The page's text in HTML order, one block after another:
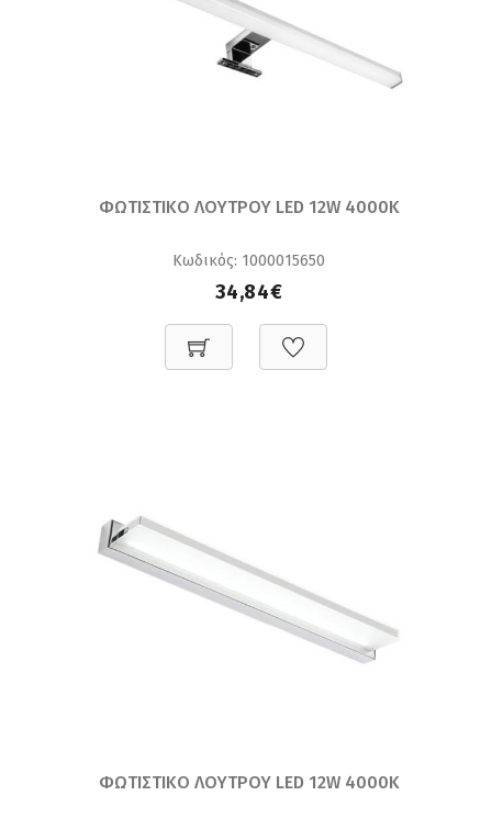
ΦΩΤΙΣΤΙΚΟ ΛΟΥΤΡΟΥ LED 12W 4000K
Κωδικός: 1000015650
34,84€
ΦΩΤΙΣΤΙΚΟ ΛΟΥΤΡΟΥ LED 12W 4000K